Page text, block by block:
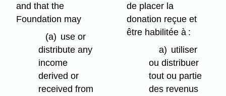
and that the
Foundation may
(a) use or
distribute any
income
derived or
received from
de placer la
donation reçue et
être habilitée à :
a) utiliser
ou distribuer
tout ou partie
des revenus